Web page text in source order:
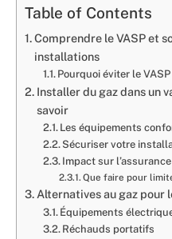
Table of Contents
Comprendre le VASP et
installations
Pourquoi éviter le VASP
Installer du gaz dans un
savoir
Les équipements
Sécuriser votre
Impact sur l’assurance
Que faire pour
Alternatives au gaz pour
Équipements
Réchauds portatifs